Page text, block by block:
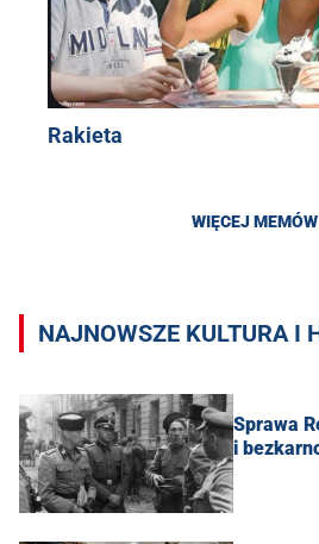
Rakieta
WIĘCEJ MEMÓW
NAJNOWSZE KULTURA I
Sprawa
i